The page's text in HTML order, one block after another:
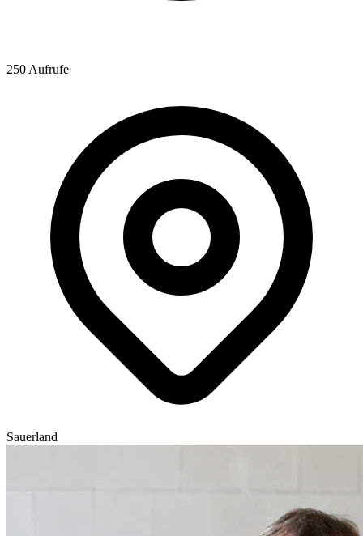
250 Aufrufe
Sauerland